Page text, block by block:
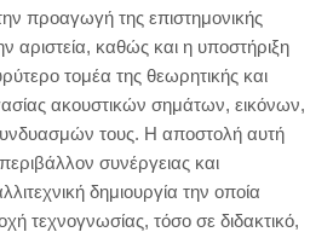
προαγωγή της επιστημονικής
αριστεία, καθώς και η υποστήριξη
τομέα της θεωρητικής και
ακουστικών σημάτων, εικόνων,
τους. Η αποστολή αυτή
συνέργειας και
δημιουργία την οποία
τεχνογνωσίας, τόσο σε διδακτικό,